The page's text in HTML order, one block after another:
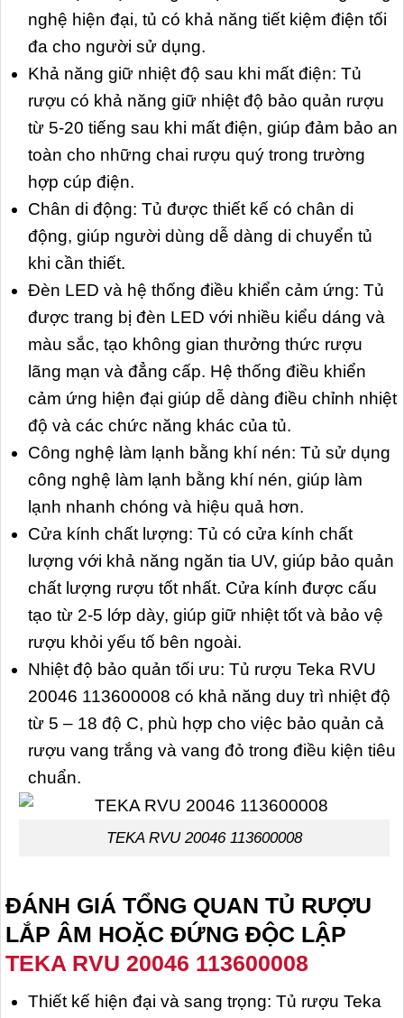
nghệ hiện đại, tủ có khả năng tiết kiệm điện tối
đa cho người sử dụng.
Khả năng giữ nhiệt độ sau khi mất điện: Tủ
rượu có khả năng giữ nhiệt độ bảo quản rượu
từ 5-20 tiếng sau khi mất điện, giúp đảm bảo an
toàn cho những chai rượu quý trong trường
hợp cúp điện.
Chân di động: Tủ được thiết kế có chân di
động, giúp người dùng dễ dàng di chuyển tủ
khi cần thiết.
Đèn LED và hệ thống điều khiển cảm ứng: Tủ
được trang bị đèn LED với nhiều kiểu dáng và
màu sắc, tạo không gian thưởng thức rượu
lãng mạn và đẳng cấp. Hệ thống điều khiển
cảm ứng hiện đại giúp dễ dàng điều chỉnh nhiệt
độ và các chức năng khác của tủ.
Công nghệ làm lạnh bằng khí nén: Tủ sử dụng
công nghệ làm lạnh bằng khí nén, giúp làm
lạnh nhanh chóng và hiệu quả hơn.
Cửa kính chất lượng: Tủ có cửa kính chất
lượng với khả năng ngăn tia UV, giúp bảo quản
chất lượng rượu tốt nhất. Cửa kính được cấu
tạo từ 2-5 lớp dày, giúp giữ nhiệt tốt và bảo vệ
rượu khỏi yếu tố bên ngoài.
Nhiệt độ bảo quản tối ưu: Tủ rượu Teka RVU
20046 113600008 có khả năng duy trì nhiệt độ
từ 5 – 18 độ C, phù hợp cho việc bảo quản cả
rượu vang trắng và vang đỏ trong điều kiện tiêu
chuẩn.
TEKA RVU 20046 113600008
ĐÁNH GIÁ TỔNG QUAN TỦ RƯỢU
LẮP ÂM HOẶC ĐỨNG ĐỘC LẬP
TEKA RVU 20046 113600008
Thiết kế hiện đại và sang trọng: Tủ rượu Teka